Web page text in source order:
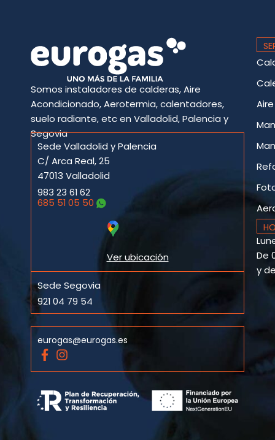
Somos instaladores de calderas, Aire
Acondicionado, Aerotermia, calentadores,
suelo radiante, etc en Valladolid, Palencia y
Segovia
Sede Valladolid y Palencia
C/ Arca Real, 25
47013 Valladolid
983 23 61 62
685 51 05 50
Ver ubicación
Sede Segovia
921 04 79 54
eurogas@eurogas.es
F
a
c
e
b
o
I
n
s
t
a
g
De
y